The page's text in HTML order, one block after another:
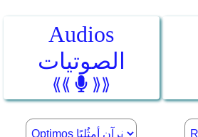
Audios
الصوتيات
⟪⟪ ⟫⟫